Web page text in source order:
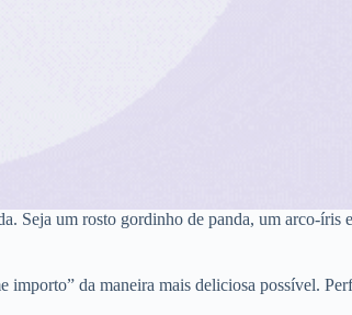
Seja um rosto gordinho de panda, um arco-
importo” da maneira mais deliciosa possível.